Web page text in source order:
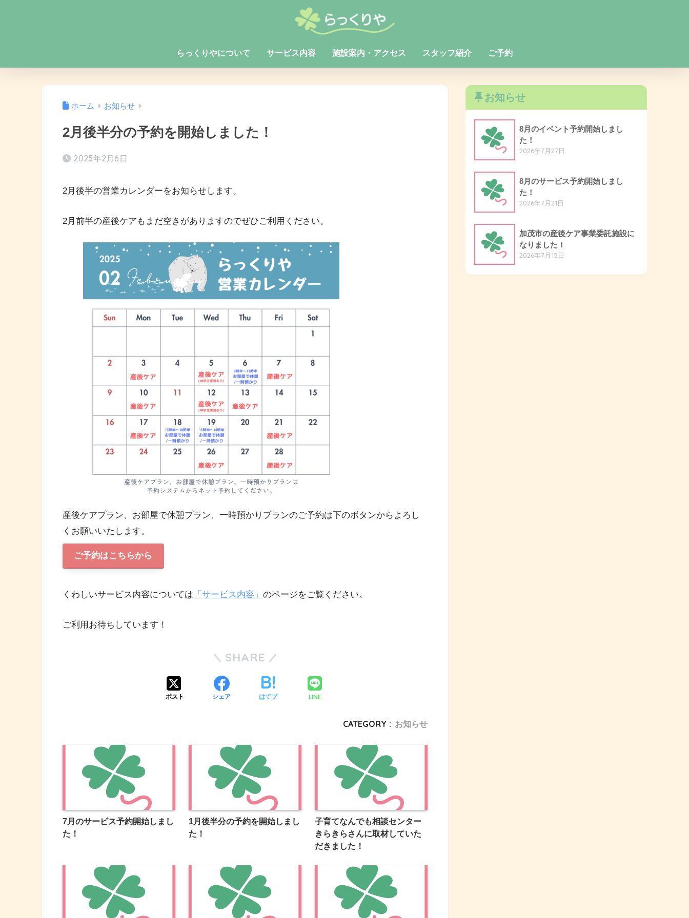
らっくりやについて サービス内容 施設案内・アクセス スタッフ紹介 ご予約
ホーム お知らせ
2月後半分の予約を開始しました！
2025年2月6日
2月後半の営業カレンダーをお知らせします。
2月前半の産後ケアもまだ空きがありますのでぜひご利用ください。
産後ケアプラン、お部屋で休憩プラン、一時預かりプランのご予約は下のボタンからよろし
くお願いいたします。
ご予約はこちらから
くわしいサービス内容については 「サービス内容」 のページをご覧ください。
ご利用お待ちしています！
SHARE
ポスト シェア はてブ LINE
CATEGORY : お知らせ
7月のサービス予約開始しまし
た！
1月後半分の予約を開始しまし
た！
子育てなんでも相談センター
きらきらさんに取材していた
だきました！
お知らせ
8月のイベント予約開始しまし
た！
2026年7月27日
8月のサービス予約開始しまし
た！
2026年7月21日
加茂市の産後ケア事業委託施設に
なりました！
2026年7月15日